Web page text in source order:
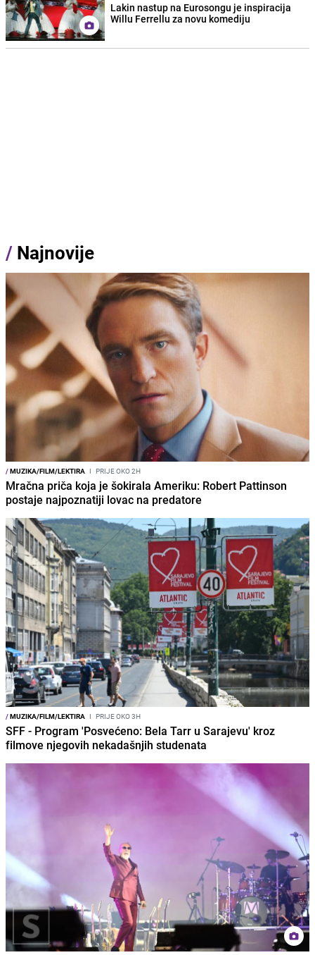
Lakin nastup na Eurosongu je inspiracija
Willu Ferrellu za novu komediju
/ Najnovije
/MUZIKA/FILM/LEKTIRA I PRIJE OKO 2H
Mračna priča koja je šokirala Ameriku: Robert Pattinson
postaje najpoznatiji lovac na predatore
/MUZIKA/FILM/LEKTIRA I PRIJE OKO 3H
SFF - Program 'Posvećeno: Bela Tarr u Sarajevu' kroz
filmove njegovih nekadašnjih studenata